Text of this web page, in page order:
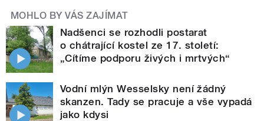
MOHLO BY VÁS ZAJÍMAT
Nadšenci se rozhodli postarat
o chátrající kostel ze 17. století:
„Cítíme podporu živých i mrtvých“
Vodní mlýn Wesselsky není žádný
skanzen. Tady se pracuje a vše vypadá
jako kdysi